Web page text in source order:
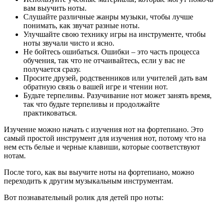
вам выучить ноты.
Слушайте различные жанры музыки, чтобы лучше
понимать, как звучат разные ноты.
Улучшайте свою технику игры на инструменте, чтобы
ноты звучали чисто и ясно.
Не бойтесь ошибаться. Ошибки – это часть процесса
обучения, так что не отчаивайтесь, если у вас не
получается сразу.
Просите друзей, родственников или учителей дать вам
обратную связь о вашей игре и чтении нот.
Будьте терпеливы. Разучивание нот может занять время,
так что будьте терпеливы и продолжайте
практиковаться.
Изучение можно начать с изучения нот на фортепиано. Это
самый простой инструмент для изучения нот, потому что на
нем есть белые и черные клавиши, которые соответствуют
нотам.
После того, как вы выучите ноты на фортепиано, можно
переходить к другим музыкальным инструментам.
Вот познавательный ролик для детей про ноты: